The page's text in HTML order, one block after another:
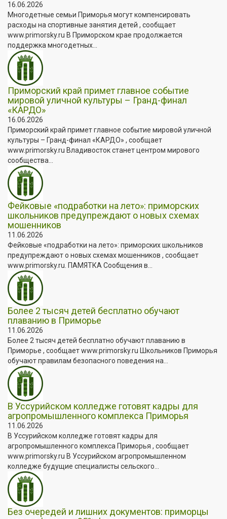
16.06.2026
Многодетные семьи Приморья могут компенсировать
расходы на спортивные занятия детей , сообщает
www.primorsky.ru В Приморском крае продолжается
поддержка многодетных...
Приморский край примет главное событие
мировой уличной культуры – Гранд-финал
«КАРДО»
16.06.2026
Приморский край примет главное событие мировой уличной
культуры – Гранд-финал «КАРДО» , сообщает
www.primorsky.ru Владивосток станет центром мирового
сообщества...
Фейковые «подработки на лето»: приморских
школьников предупреждают о новых схемах
мошенников
11.06.2026
Фейковые «подработки на лето»: приморских школьников
предупреждают о новых схемах мошенников , сообщает
www.primorsky.ru. ПАМЯТКА Сообщения в...
Более 2 тысяч детей бесплатно обучают
плаванию в Приморье
11.06.2026
Более 2 тысяч детей бесплатно обучают плаванию в
Приморье , сообщает www.primorsky.ru Школьников Приморья
обучают правилам безопасного поведения на...
В Уссурийском колледже готовят кадры для
агропромышленного комплекса Приморья
11.06.2026
В Уссурийском колледже готовят кадры для
агропромышленного комплекса Приморья , сообщает
www.primorsky.ru В Уссурийском агропромышленном
колледже будущие специалисты сельского...
Без очередей и лишних документов: приморцы